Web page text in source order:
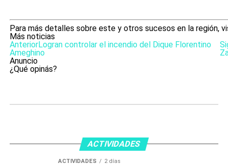
Para más detalles sobre este y otros sucesos en la región,
Más noticias
AnteriorLogran controlar el incendio del Dique Florentino
Ameghino
Anuncio
¿Qué opinás?
ACTIVIDADES
ACTIVIDADES 2 días